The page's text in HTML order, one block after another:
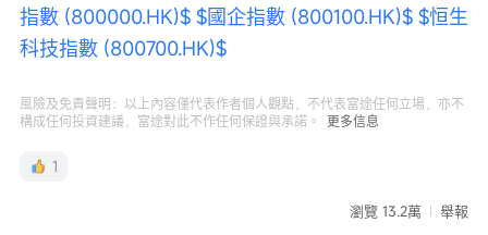
指數 (800000.HK)$ $國企指數 (800100.HK)$ $恒生
科技指數 (800700.HK)$
風險及免責聲明：以上內容僅代表作者個人觀點，不代表富途任何立場，亦不
構成任何投資建議，富途對此不作任何保證與承諾。
更多信息
1
瀏覽 13.2萬 舉報